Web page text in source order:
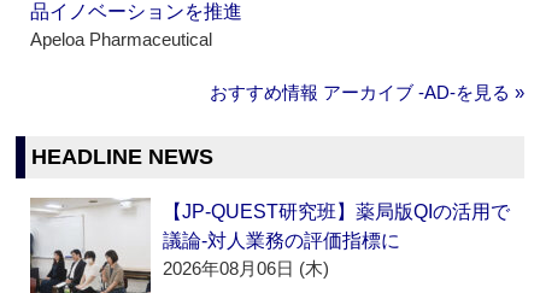
品イノベーションを推進
Apeloa Pharmaceutical
おすすめ情報 アーカイブ ‐AD‐を見る »
HEADLINE NEWS
【JP-QUEST研究班】薬局版QIの活用で
議論‐対人業務の評価指標に
2026年08月06日 (木)